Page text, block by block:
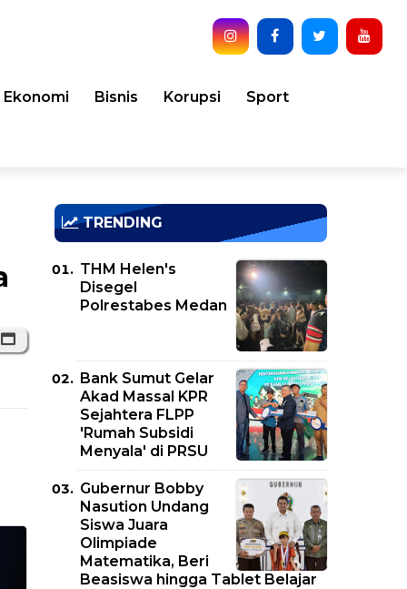
Ekonomi Bisnis Korupsi Sport
TRENDING
THM Helen's
Disegel
Polrestabes Medan
Bank Sumut Gelar
Akad Massal KPR
Sejahtera FLPP
'Rumah Subsidi
Menyala' di PRSU
Gubernur Bobby
Nasution Undang
Siswa Juara
Olimpiade
Matematika, Beri
Beasiswa hingga Tablet Belajar